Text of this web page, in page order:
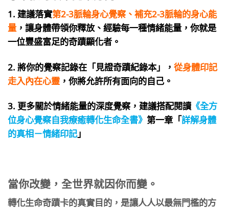
1. 建議落實第2-3脈輪身心覺察、補充2-3脈輪的身心能
量，讓身體帶領你釋放、經驗每一種情緒能量，你就是
一位豐盛富足的奇蹟顯化者。
2. 將你的覺察記錄在「見證奇蹟紀錄本」， 從身體印記
走入內在心靈 ，你將允許所有面向的自己。
3. 更多關於情緒能量的深度覺察，建議搭配閱讀 《全方
位身心覺察自我療癒轉化生命全書》 第一章「詳解身體
的真相－情緒印記」
當你改變，全世界就因你而變。
​轉化生命奇蹟卡的真實目的，是讓人人以最無門檻的方